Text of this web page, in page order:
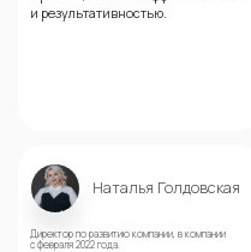
и результативностью.
Наталья Голдовская
Директор по развитию компании, в компании
с февраля 2022 года.